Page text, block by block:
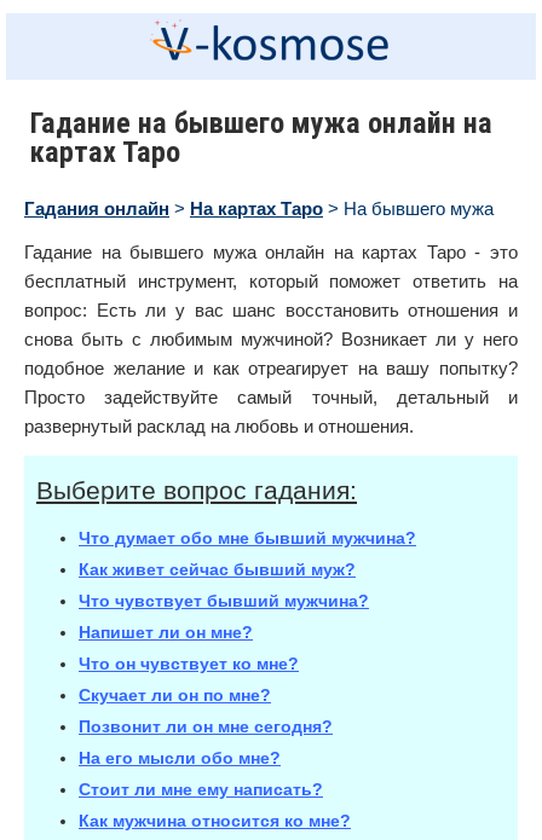
Гадание на бывшего мужа онлайн на
картах Таро
Гадания онлайн > На картах Таро > На бывшего мужа
Гадание на бывшего мужа онлайн на картах Таро - это
бесплатный инструмент, который поможет ответить на
вопрос: Есть ли у вас шанс восстановить отношения и
снова быть с любимым мужчиной? Возникает ли у него
подобное желание и как отреагирует на вашу попытку?
Просто задействуйте самый точный, детальный и
развернутый расклад на любовь и отношения.
Выберите вопрос гадания:
Что думает обо мне бывший мужчина?
Как живет сейчас бывший муж?
Что чувствует бывший мужчина?
Напишет ли он мне?
Что он чувствует ко мне?
Скучает ли он по мне?
Позвонит ли он мне сегодня?
На его мысли обо мне?
Стоит ли мне ему написать?
Как мужчина относится ко мне?